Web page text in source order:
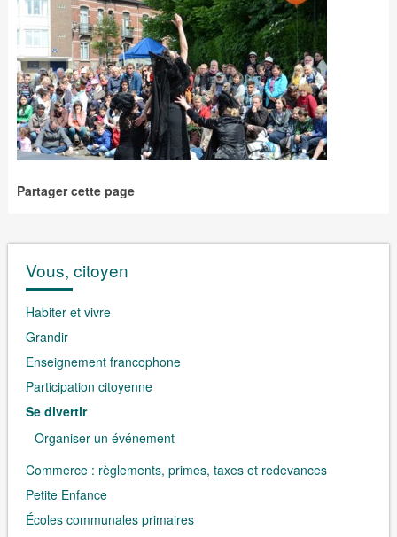
Partager cette page
Vous, citoyen
Habiter et vivre
Grandir
Enseignement francophone
Participation citoyenne
Se divertir
Organiser un événement
Commerce : règlements, primes, taxes et redevances
Petite Enfance
Écoles communales primaires